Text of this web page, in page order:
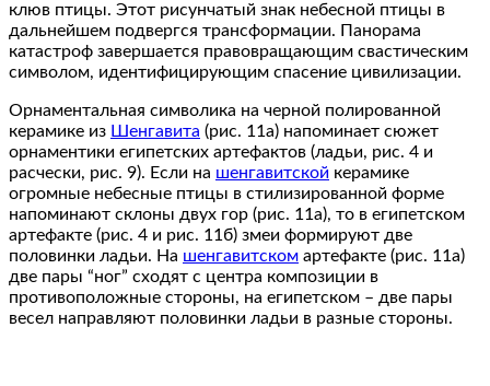
клюв птицы. Этот рисунчатый знак небесной птицы в
дальнейшем подвергся трансформации. Панорама
катастроф завершается правовращающим свастическим
символом, идентифицирующим спасение цивилизации.
Орнаментальная символика на черной полированной
керамике из Шенгавита (рис. 11а) напоминает сюжет
орнаментики египетских артефактов (ладьи, рис. 4 и
расчески, рис. 9). Если на шенгавитской керамике
огромные небесные птицы в стилизированной форме
напоминают склоны двух гор (рис. 11а), то в египетском
артефакте (рис. 4 и рис. 11б) змеи формируют две
половинки ладьи. На шенгавитском артефакте (рис. 11а)
две пары “ног” сходят с центра композиции в
противоположные стороны, на египетском – две пары
весел направляют половинки ладьи в разные стороны.